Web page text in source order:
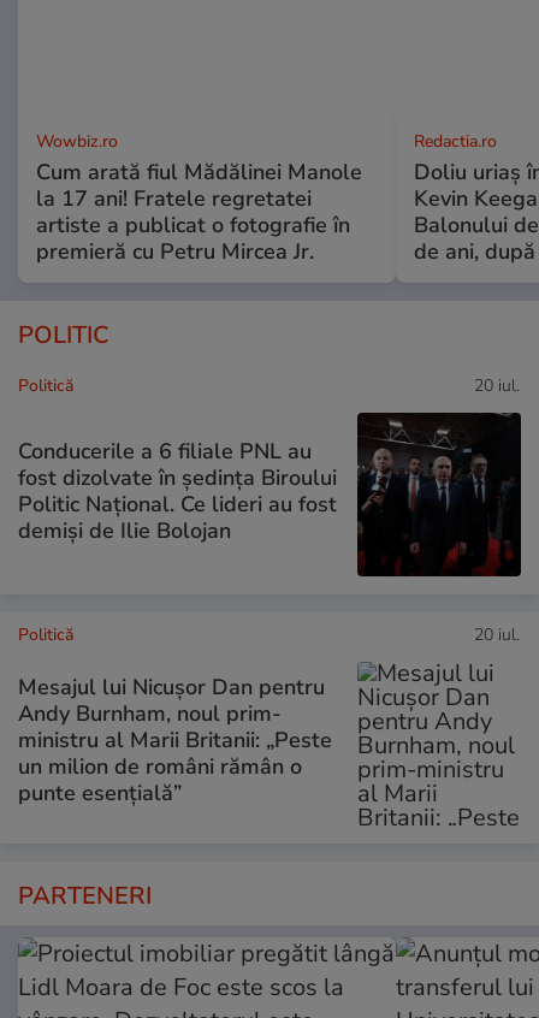
Wowbiz.ro
Cum arată fiul Mădălinei Manole
la 17 ani! Fratele regretatei
artiste a publicat o fotografie în
premieră cu Petru Mircea Jr.
Redactia.ro
Doliu uriaș
Kevin
Balonului
de ani,
POLITIC
Politică 20 iul.
Conducerile a 6 filiale PNL au
fost dizolvate în ședința Biroului
Politic Național. Ce lideri au fost
demiși de Ilie Bolojan
Politică 20 iul.
Mesajul lui Nicușor Dan pentru
Andy Burnham, noul prim-
ministru al Marii Britanii: „Peste
un milion de români rămân o
punte esențială”
PARTENERI